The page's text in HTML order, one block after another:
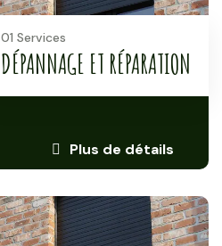
Plus de détails
01 Services
DÉPANNAGE ET RÉPARATION